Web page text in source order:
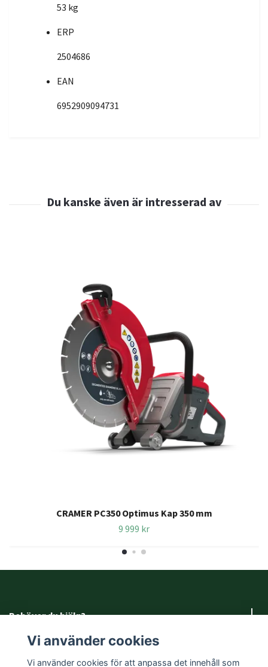
53 kg
ERP
2504686
EAN
6952909094731
CRAMER PC350 Optimus Kap 350 mm
9 999 kr
Behöver du hjälp?
Fotmeny
Vi använder cookies
Vi använder cookies för att anpassa det innehåll som